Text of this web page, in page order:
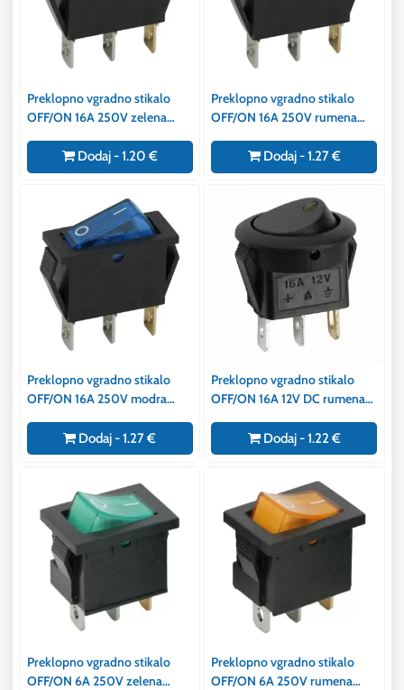
Preklopno vgradno stikalo
OFF/ON 16A 250V zelena
Dodaj - 1.20 €
Preklopno vgradno stikalo
OFF/ON 16A 250V rumena
Dodaj - 1.27 €
Preklopno vgradno stikalo
OFF/ON 16A 250V modra
Dodaj - 1.27 €
Preklopno vgradno stikalo
OFF/ON 16A 12V DC rumena
Dodaj - 1.22 €
Preklopno vgradno stikalo
OFF/ON 6A 250V zelena
Preklopno vgradno stikalo
OFF/ON 6A 250V rumena